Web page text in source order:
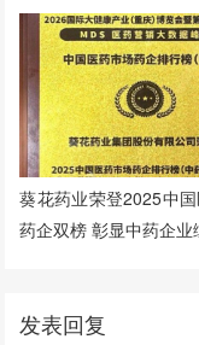
葵花药业荣登2025中
药企双榜 彰显中药企业
发表回复